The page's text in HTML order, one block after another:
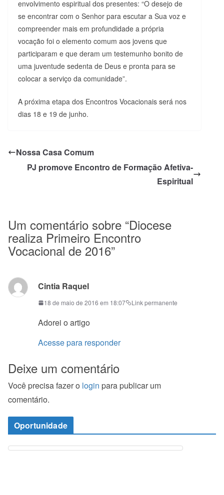
envolvimento espiritual dos presentes: “O desejo de
se encontrar com o Senhor para escutar a Sua voz e
compreender mais em profundidade a própria
vocação foi o elemento comum aos jovens que
participaram e que deram um testemunho bonito de
uma juventude sedenta de Deus e pronta para se
colocar a serviço da comunidade”.
A próxima etapa dos Encontros Vocacionais será nos
dias 18 e 19 de junho.
Nossa Casa Comum
PJ promove Encontro de Formação Afetiva-
Espiritual
Um comentário sobre “Diocese
realiza Primeiro Encontro
Vocacional de 2016”
Cintia Raquel
18 de maio de 2016 em 18:07 Link permanente
Adorei o artigo
Acesse para responder
Deixe um comentário
Você precisa fazer o login para publicar um
comentário.
Oportunidade